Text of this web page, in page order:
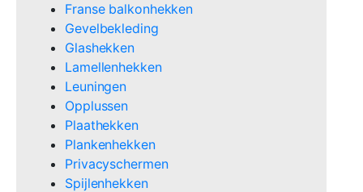
Franse balkonhekken
Gevelbekleding
Glashekken
Lamellenhekken
Leuningen
Opplussen
Plaathekken
Plankenhekken
Privacyschermen
Spijlenhekken